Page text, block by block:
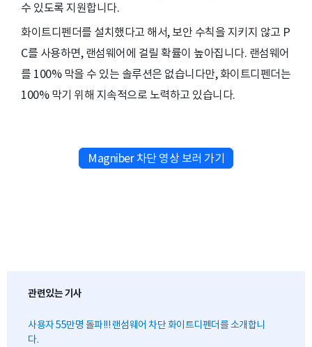
수 있도록 지원합니다.
화이트디펜더를 설치했다고 해서, 보안 수칙을 지키지 않고 P
C를 사용하면, 랜섬웨어에 걸릴 확률이 높아집니다. 랜섬웨어
를 100% 막을 수 있는 솔루션은 없습니다만, 화이트디펜더는
100% 막기 위해 지속적으로 노력하고 있습니다.
Magniber 차단 영상 보러 가기
관련있는 기사
사용자 55만명 돌파!!! 랜섬웨어 차단 화이트디펜더를 소개합니
다.